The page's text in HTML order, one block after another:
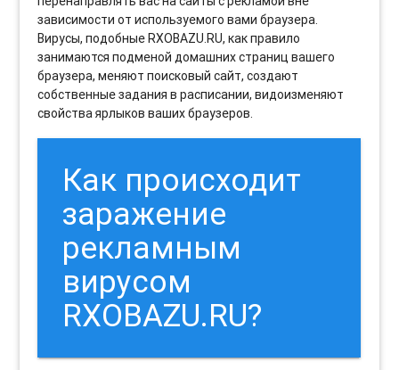
зависимости от используемого вами браузера.
Вирусы, подобные RXOBAZU.RU, как правило
занимаются подменой домашних страниц вашего
браузера, меняют поисковый сайт, создают
собственные задания в расписании, видоизменяют
свойства ярлыков ваших браузеров.
Как происходит
заражение
рекламным
вирусом
RXOBAZU.RU?